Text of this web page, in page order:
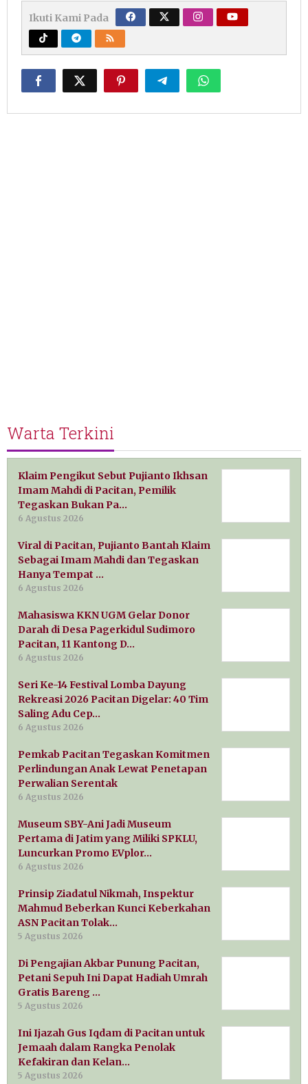
Ikuti Kami Pada
Warta Terkini
Klaim Pengikut Sebut Pujianto Ikhsan
Imam Mahdi di Pacitan, Pemilik
Tegaskan Bukan Pa…
6 Agustus 2026
Viral di Pacitan, Pujianto Bantah Klaim
Sebagai Imam Mahdi dan Tegaskan
Hanya Tempat …
6 Agustus 2026
Mahasiswa KKN UGM Gelar Donor
Darah di Desa Pagerkidul Sudimoro
Pacitan, 11 Kantong D…
6 Agustus 2026
Seri Ke-14 Festival Lomba Dayung
Rekreasi 2026 Pacitan Digelar: 40 Tim
Saling Adu Cep…
6 Agustus 2026
Pemkab Pacitan Tegaskan Komitmen
Perlindungan Anak Lewat Penetapan
Perwalian Serentak
6 Agustus 2026
Museum SBY-Ani Jadi Museum
Pertama di Jatim yang Miliki SPKLU,
Luncurkan Promo EVplor…
6 Agustus 2026
Prinsip Ziadatul Nikmah, Inspektur
Mahmud Beberkan Kunci Keberkahan
ASN Pacitan Tolak…
5 Agustus 2026
Di Pengajian Akbar Punung Pacitan,
Petani Sepuh Ini Dapat Hadiah Umrah
Gratis Bareng …
5 Agustus 2026
Ini Ijazah Gus Iqdam di Pacitan untuk
Jemaah dalam Rangka Penolak
Kefakiran dan Kelan…
5 Agustus 2026